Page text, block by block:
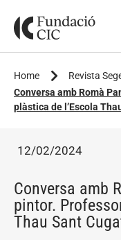
Home
Revista
Conversa amb Romà
plàstica de l’Escola
12/02/2024
Conversa amb
pintor.
Thau Sant